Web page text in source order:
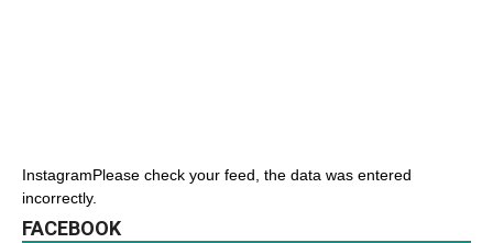
InstagramPlease check your feed, the data was entered
incorrectly.
FACEBOOK